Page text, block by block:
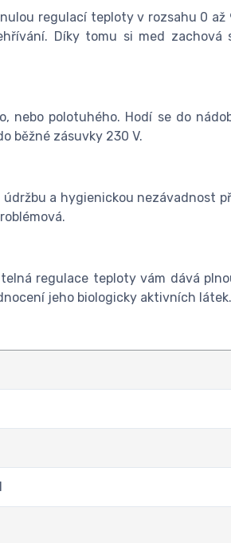
regulací teploty v rozsahu 0 až
Díky tomu si med zachová
nebo polotuhého. Hodí se do
běžné zásuvky 230 V.
a hygienickou nezávadnost
regulace teploty vám dává
jeho biologicky aktivních látek.